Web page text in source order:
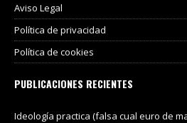
Aviso Legal
Política de privacidad
Política de cookies
PUBLICACIONES RECIENTES
Ideología practica (falsa cual euro de